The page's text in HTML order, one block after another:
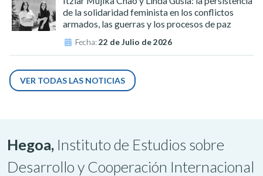
de la solidaridad feminista en los conflictos
armados, las guerras y los procesos de paz
Fecha:22 de Julio de 2026
VER TODAS LAS NOTICIAS
Hegoa, Instituto de Estudios sobre
Desarrollo y Cooperación Internacional